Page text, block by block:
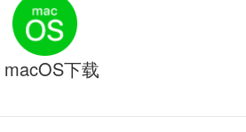
macOS下载